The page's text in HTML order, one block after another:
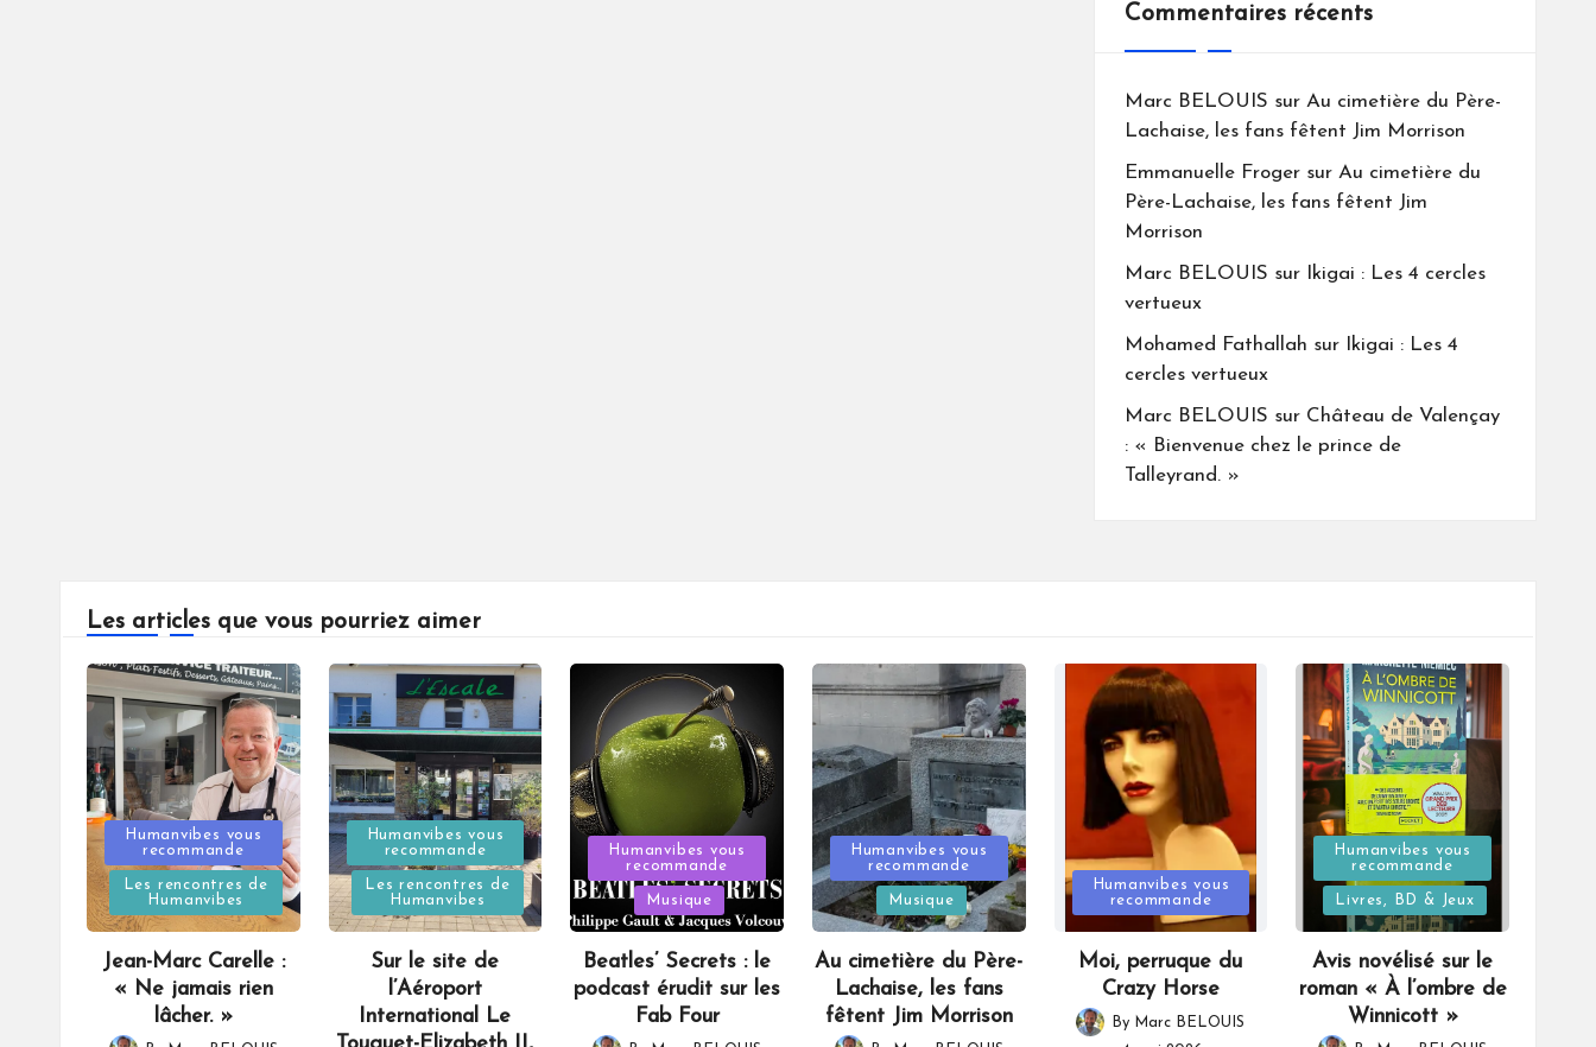
Commentaires récents
Marc BELOUIS sur Au cimetière du Père-
Lachaise, les fans fêtent Jim Morrison
Emmanuelle Frogersur Au cimetière du
Père-Lachaise, les fans fêtent Jim
Morrison
Marc BELOUIS sur
Ikigai : Les 4 cercles
vertueux
Mohamed Fathallah sur
Ikigai : Les 4
cercles vertueux
Marc BELOUIS sur Château de Valençay
: « Bienvenue chez le prince de
Talleyrand. »
Les articles que vous pourriez aimer
Posted
in
Humanvibes vous
recommande
Les rencontres de
Humanvibes
Jean-Marc Carelle :
« Ne jamais rien
lâcher. »
Posted
in
Humanvibes vous
recommande
Les rencontres de
Humanvibes
Sur le site de
l’Aéroport
International Le
Posted
in
Humanvibes vous
recommande
Musique
Beatles’ Secrets : le
podcast érudit sur les
Fab Four
Posted
in
Humanvibes vous
recommande
Musique
Au cimetière du Père-
Lachaise, les fans
fêtent Jim Morrison
Posted
in
Humanvibes vous
recommande
Moi, perruque du
Crazy Horse
Posted
By Marc BELOUIS
Posted
in
Humanvibes vous
recommande
Livres, BD & Jeux
Avis novélisé sur le
roman « À l’ombre de
Winnicott »